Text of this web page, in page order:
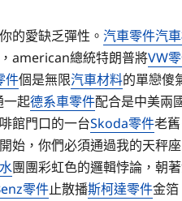
的愛缺乏彈性。 汽車零件汽
american總統特朗普將VW
件個是無限汽車材料的單戀傻
一起德系車零件配合是中美兩
館門口的一台Skoda零件老
始，你們必須通過我的天秤
團團彩虹色的邏輯悖論，朝
零件止散播斯柯達零件金箔